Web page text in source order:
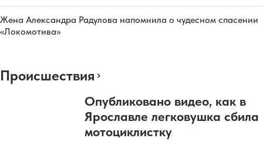
Жена Александра Радулова напомнила о чудесном спасении
«Локомотива»
Происшествия
Опубликовано видео, как в
Ярославле легковушка сбила
мотоциклистку